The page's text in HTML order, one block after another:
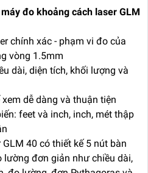
đo khoảng cách laser GLM
chính xác - phạm vi đo của
vòng 1.5mm
dài, diện tích, khối lượng và
dễ dàng và thuận tiện
feet và inch, inch, mét thập
40 có thiết kế 5 nút bàn
đơn giản như chiều dài,